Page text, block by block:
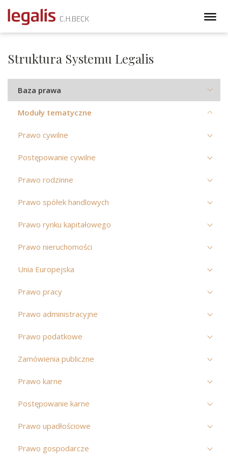
Struktura Systemu Legalis
Baza prawa
Moduły tematyczne
Prawo cywilne
Postępowanie cywilne
Prawo rodzinne
Prawo spółek handlowych
Prawo rynku kapitałowego
Prawo nieruchomości
Unia Europejska
Prawo pracy
Prawo administracyjne
Prawo podatkowe
Zamówienia publiczne
Prawo karne
Postępowanie karne
Prawo upadłościowe
Prawo gospodarcze